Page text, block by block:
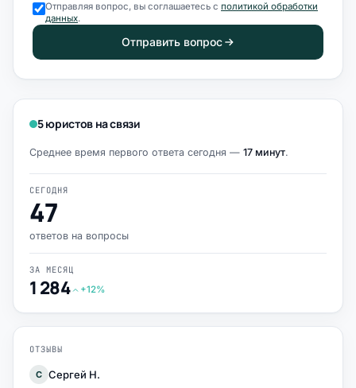
Отправляя вопрос, вы соглашаетесь с политикой обработки
данных.
Отправить вопрос
5 юристов на связи
Среднее время первого ответа сегодня — 17 минут.
СЕГОДНЯ
47
ответов на вопросы
ЗА МЕСЯЦ
1 284 +12%
ОТЗЫВЫ
С Сергей Н.